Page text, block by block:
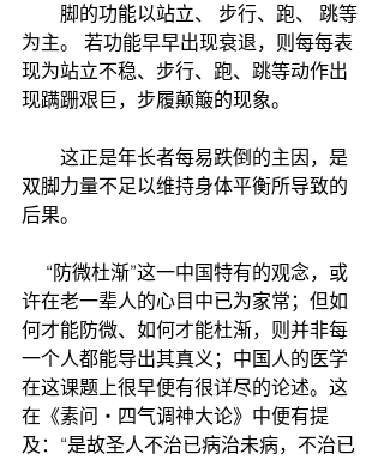
脚的功能以站立、 步行、跑、 跳等
为主。 若功能早早出现衰退，则每每表
现为站立不稳、步行、跑、跳等动作出
现蹒跚艰巨，步履颠簸的现象。
这正是年长者每易跌倒的主因，是
双脚力量不足以维持身体平衡所导致的
后果。
“防微杜渐”这一中国特有的观念，或
许在老一辈人的心目中已为家常；但如
何才能防微、如何才能杜渐，则并非每
一个人都能导出其真义；中国人的医学
在这课题上很早便有很详尽的论述。这
在《素问‧四气调神大论》中便有提
及：“是故圣人不治已病治未病，不治已